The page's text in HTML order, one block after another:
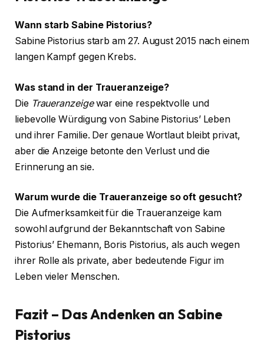
Wann starb Sabine Pistorius?
Sabine Pistorius starb am 27. August 2015 nach einem
langen Kampf gegen Krebs.
Was stand in der Traueranzeige?
Die Traueranzeigewar eine respektvolle und
liebevolle Würdigung von Sabine Pistorius’ Leben
und ihrer Familie. Der genaue Wortlaut bleibt privat,
aber die Anzeige betonte den Verlust und die
Erinnerung an sie.
Warum wurde die Traueranzeige so oft gesucht?
Die Aufmerksamkeit für die Traueranzeige kam
sowohl aufgrund der Bekanntschaft von Sabine
Pistorius’ Ehemann, Boris Pistorius, als auch wegen
ihrer Rolle als private, aber bedeutende Figur im
Leben vieler Menschen.
Fazit – Das Andenken an Sabine
Pistorius